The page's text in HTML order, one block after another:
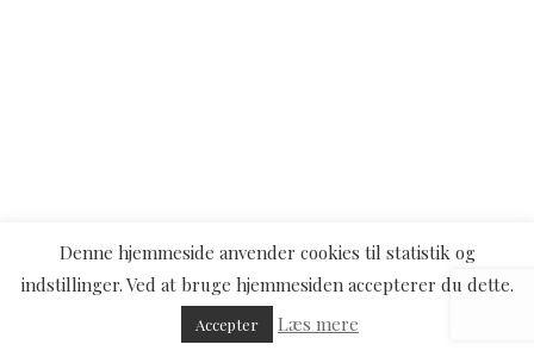
Denne hjemmeside anvender cookies til statistik og
indstillinger. Ved at bruge hjemmesiden accepterer du dette.
Accepter Læs mere